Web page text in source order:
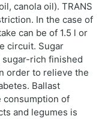
canola oil). TRANS
In the case of
can be of 1.5 l or
circuit. Sugar
rich finished
order to relieve the
Ballast
consumption of
and legumes is